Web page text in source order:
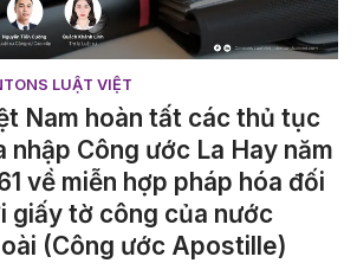
LUẬT VIỆT
Nam hoàn tất các thủ tục
nhập Công ước La Hay năm
về miễn hợp pháp hóa đối
giấy tờ công của nước
(Công ước Apostille)